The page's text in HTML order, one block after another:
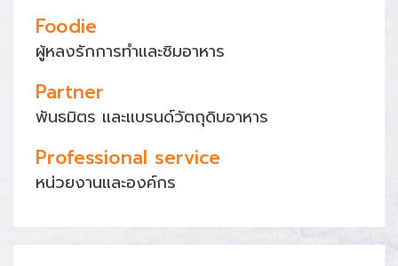
Foodie
ผู้หลงรักการทำและชิมอาหาร
Partner
พันธมิตร และแบรนด์วัตถุดิบอาหาร
Professional service
หน่วยงานและองค์กร